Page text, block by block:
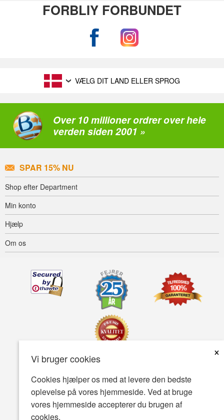
Vi bruger cookies
×
Cookies hjælper os med at levere den bedste
oplevelse på vores hjemmeside. Ved at bruge
vores hjemmeside accepterer du brugen af
cookies.
FORBLIY FORBUNDET
VÆLG DIT LAND ELLER SPROG
Over 10 millioner ordrer over hele
verden siden 2001 »
SPAR 15% NU
Shop efter Department
Min konto
Hjælp
Om os
Tilgængelighed Betingelser for brug Fortrolighedspolitik
Sikkerhedspolitik
© Copyright 2001-2026 BIOVEA . Alle rettigheder forbeholdes.